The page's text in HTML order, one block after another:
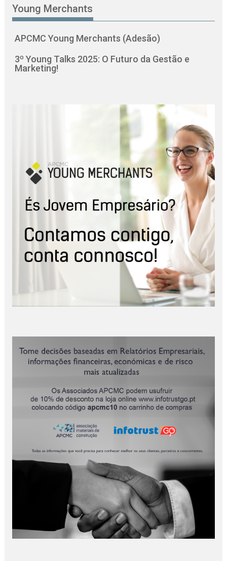
Young Merchants
APCMC Young Merchants (Adesão)
3º Young Talks 2025: O Futuro da Gestão e
Marketing!